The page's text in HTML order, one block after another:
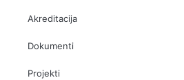
Akreditacija
Dokumenti
Projekti